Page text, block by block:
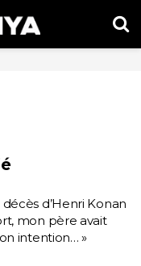
d’Henri Konan
mon père avait
intention… »